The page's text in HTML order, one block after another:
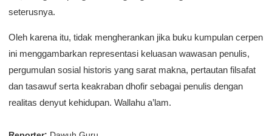
seterusnya.
Oleh karena itu, tidak mengherankan jika buku kumpulan cerpen
ini menggambarkan representasi keluasan wawasan penulis,
pergumulan sosial historis yang sarat makna, pertautan filsafat
dan tasawuf serta keakraban dhofir sebagai penulis dengan
realitas denyut kehidupan. Wallahu a’lam.